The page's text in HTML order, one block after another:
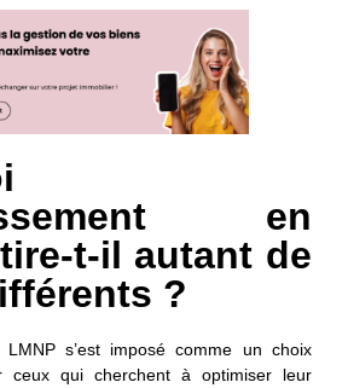
en
t-il autant de
?
LMNP s’est imposé comme un choix
ceux qui cherchent à optimiser leur